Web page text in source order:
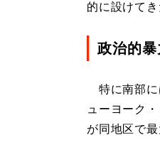
的に設けて
政治的
特に南部に
ューヨーク
が同地区で